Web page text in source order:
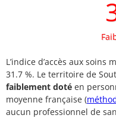
L’indice d’accès aux soins
31.7 %. Le territoire de
faiblement doté en
moyenne française (
aucun professionnel de